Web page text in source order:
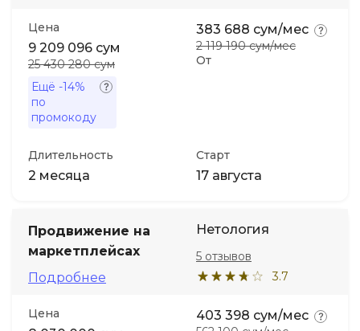
Цена
9 209 096 сум
25 430 280 сум
Ещё -14%
по
промокоду
От
383 688 сум/мес
2 119 190 сум/мес
Длительность
2 месяца
Старт
17 августа
Продвижение на
маркетплейсах
Подробнее
Нетология
3.7
5 отзывов
Цена 403 398 сум/мес